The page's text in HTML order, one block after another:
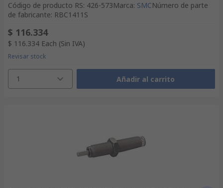
Código de producto RS: 426-573Marca: SMCNúmero de parte
de fabricante: RBC1411S
$ 116.334
$ 116.334 Each (Sin IVA)
Revisar stock
1 Añadir al carrito